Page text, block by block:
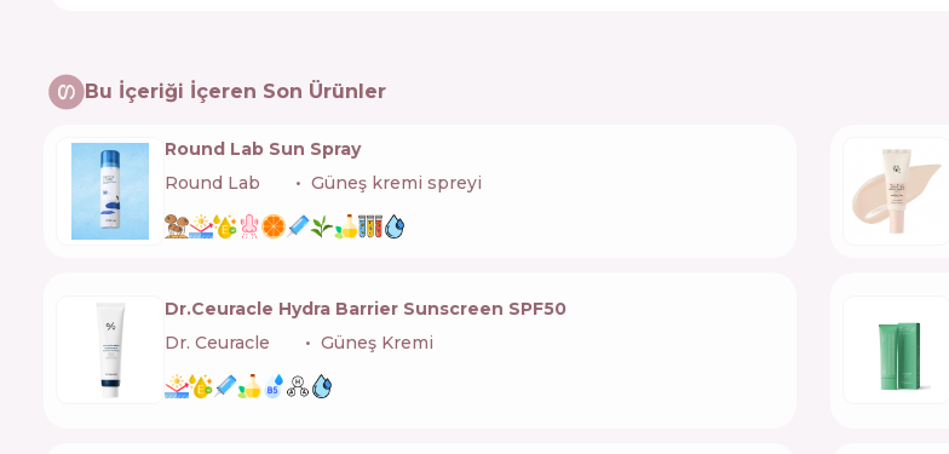
Bu İçeriği İçeren Son Ürünler
Round Lab Sun Spray
Round Lab
Güneş kremi spreyi
Dr.Ceuracle Hydra Barrier Sunscreen SPF50
Dr. Ceuracle
Güneş Kremi